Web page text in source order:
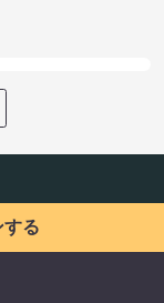
する